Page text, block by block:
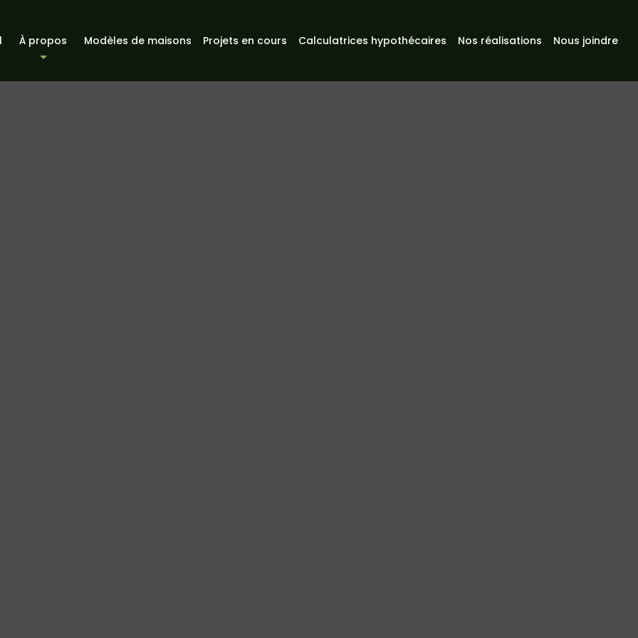
À propos Modèles de maisons Projets en cours Calculatrices hypothécaires Nos réalisations Nous joindre